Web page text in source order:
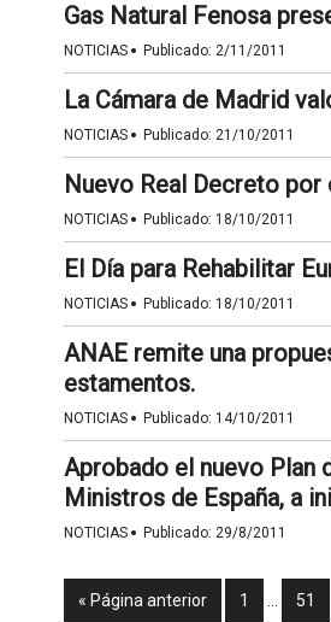
Gas Natural Fenosa
NOTICIAS · Publicado: 2/11/2011
La Cámara de Madrid
NOTICIAS · Publicado: 21/10/2011
Nuevo Real Decreto por
NOTICIAS · Publicado: 18/10/2011
El Día para Rehabilitar
NOTICIAS · Publicado: 18/10/2011
ANAE remite una
estamentos.
NOTICIAS · Publicado: 14/10/2011
Aprobado el nuevo Plan
Ministros de España, a
NOTICIAS · Publicado: 29/8/2011
« Página anterior 1 51